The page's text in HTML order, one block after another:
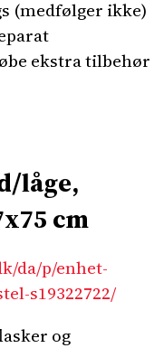
(medfølger ikke)
ekstra tilbehør
låge,
cm
da/p/enhet-
s19322722/
og